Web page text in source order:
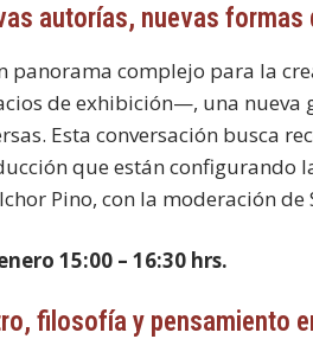
autorías, nuevas
panorama complejo para la
de exhibición—, una
Esta conversación busca
que están configurando
Pino, con la moderación de
15:00 – 16:30 hrs.
filosofía y pensamiento